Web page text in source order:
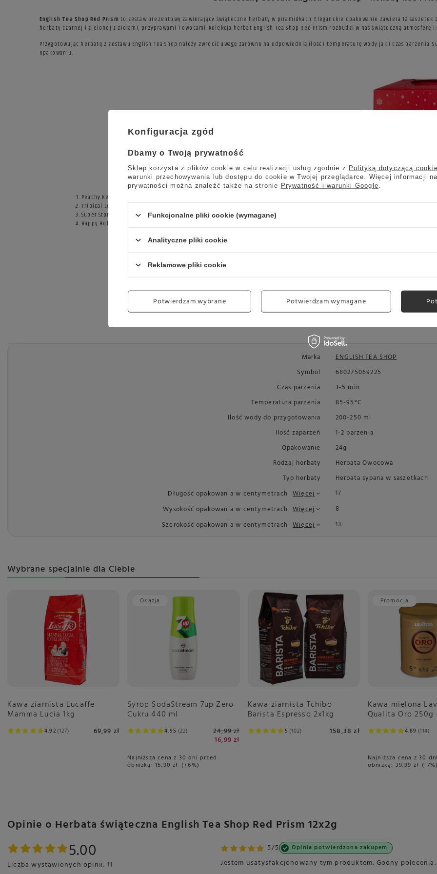
English Tea Shop Red Prism to zestaw prezentowy zawierający świąteczne herbaty w piramidkach. Eleganckie opakowanie zawiera 12 saszetek
herbaty czarnej i zielonej z ziołami, przyprawami i owocami. Kolekcja herbat English Tea Shop Red Prism rozbudzi w nas świąteczną
Przygotowując herbatę z zestawu English Tea Shop należy zwrócić uwagę zarówno na odpowiednią ilość i temperaturę wody jak i czas
opakowaniu.
Herbaty w zestawie:
Peachy Keen
Tripical Lemongrass
Super Star Anise
Happy Holiday
Marka
ENGLISH TEA SHOP
Symbol
680275069225
Czas parzenia
3-5 min
Temperatura parzenia
85-95°C
Ilość wody do przygotowania
200-250 ml
Ilość zaparzeń
1-2 parzenia
Opakowanie
24g
Rodzaj herbaty
Herbata Owocowa
Typ herbaty
Herbata sypana w saszetkach
Długość opakowania w centymetrach Więcej
17
Wysokość opakowania w centymetrach Więcej
8
Szerokość opakowania w centymetrach Więcej 13
Wybrane specjalnie dla Ciebie
4.92 127
Kawa ziarnista Lucaffe
Mamma Lucia 1kg
69,99 zł
Okazja
4.95 22
Syrop SodaStream 7up Zero
Cukru 440 ml
24,99 zł
16,99 zł
Najniższa cena z 30 dni przed
obniżką:15,90 zł +6%
5 102
Kawa ziarnista Tchibo
Barista Espresso 2x1kg
158,38 zł
Promocja
4.89 114
Kawa mielona
Qualita Oro 250g
Najniższa cena z 30
obniżką: 39,99 zł -7%
Opinie o Herbata świąteczna English Tea Shop Red Prism 12x2g
5.00
Liczba wystawionych opinii: 11
5/5 Opinia potwierdzona zakupem
Jestem usatysfakcjonowany tym produktem. Godny polecenia.
Konfiguracja zgód
Dbamy o Twoją prywatność
Sklep korzysta z plików cookie w celu realizacji usług zgodnie z Polityką dotyczącą
warunki przechowywania lub dostępu do cookie w Twojej przeglądarce. Więcej informacji
prywatności można znaleźć także na stronie Prywatność i warunki Google
Funkcjonalne pliki cookie (wymagane)
Analityczne pliki cookie
Reklamowe pliki cookie
Potwierdzam wybrane Potwierdzam wymagane